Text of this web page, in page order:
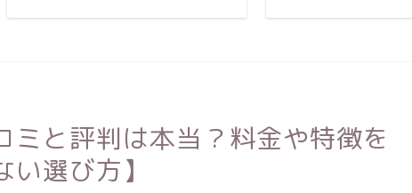
ミと評判は本当？料金や特徴を
選び方】